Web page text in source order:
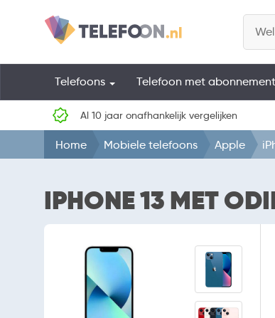
Telefoons Telefoon met abonnement
Al 10 jaar onafhankelijk vergelijken
Home Mobiele telefoons Apple
IPHONE 13 MET